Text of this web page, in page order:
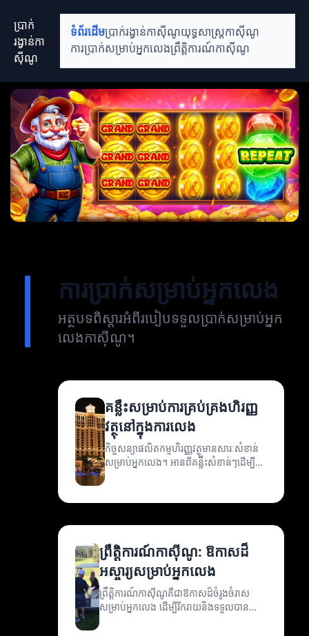
ប្រាក់
រង្វាន់កា
ស៊ីណូ
ទំព័រដើមប្រាក់រង្វាន់កាស៊ីណូយុទ្ធសាស្ត្រកាស៊ីណូ
ការប្រាក់សម្រាប់អ្នកលេងព្រឹត្តិការណ៍កាស៊ីណូ
ការប្រាក់សម្រាប់អ្នកលេង
អត្ថបទពិស្តារអំពីរបៀបទទួលប្រាក់សម្រាប់អ្នក
លេងកាស៊ីណូ។
គន្លឹះសម្រាប់ការគ្រប់គ្រងហិរញ្ញ
វត្ថុនៅក្នុងការលេង
កិច្ចសន្យាផលិតកម្មហិរញ្ញវត្ថុមានសារៈសំខាន់
សម្រាប់អ្នកលេង។ អានពីគន្លឹះសំខាន់ៗដើម្បី
ព្រឹត្តិការណ៍កាស៊ីណូ: ឱកាសដ៏
អស្ចារ្យសម្រាប់អ្នកលេង
ព្រឹត្តិការណ៍កាស៊ីណូគឺជាឱកាសដ៏ចំរូងចំរាស
សម្រាប់អ្នកលេង ដើម្បីរីករាយនិងទទួលបាន